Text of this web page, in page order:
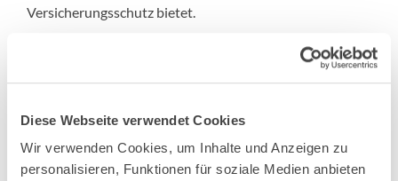
Diese Webseite verwendet Cookies
Wir verwenden Cookies, um Inhalte und Anzeigen zu
personalisieren, Funktionen für soziale Medien anbieten
Versicherungsschutz bietet.
Ihr kostenfreier und unverbindlicher
Sie wollen die Einrichtung und Elektronikinfrastruktur
Ihrer Steuerkanzlei optimal gegen alle Gefahren